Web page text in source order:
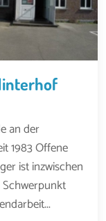
an der
1983 Offene
ist inzwischen